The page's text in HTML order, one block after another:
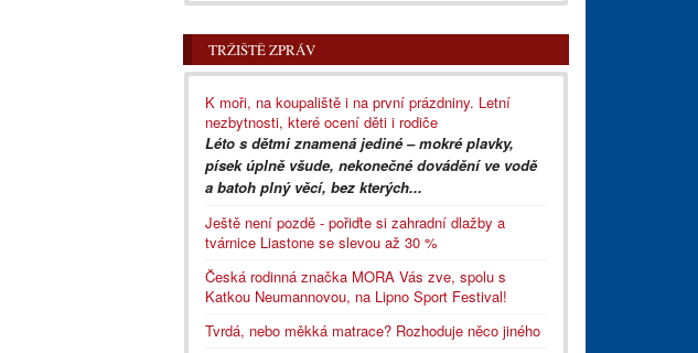
TRŽIŠTĚ ZPRÁV
K moři, na koupaliště i na první prázdniny. Letní
nezbytnosti, které ocení děti i rodiče
Léto s dětmi znamená jediné – mokré plavky,
písek úplně všude, nekonečné dovádění ve vodě
a batoh plný věcí, bez kterých...
Ještě není pozdě - pořiďte si zahradní dlažby a
tvárnice Liastone se slevou až 30 %
Česká rodinná značka MORA Vás zve, spolu s
Katkou Neumannovou, na Lipno Sport Festival!
Tvrdá, nebo měkká matrace? Rozhoduje něco jiného